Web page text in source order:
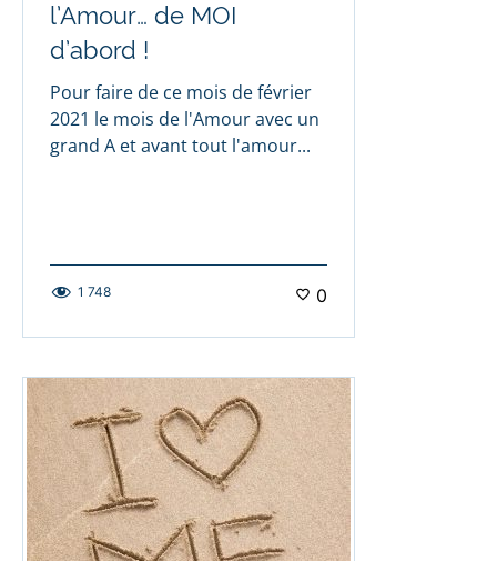
l’Amour… de MOI
d’abord !
Pour faire de ce mois de février
2021 le mois de l'Amour avec un
grand A et avant tout l'amour...
1 748 0